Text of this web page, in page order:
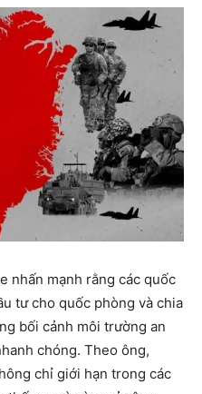
nhấn mạnh rằng các quốc
tư cho quốc phòng và chia
bối cảnh môi trường an
chóng. Theo ông,
chỉ giới hạn trong các